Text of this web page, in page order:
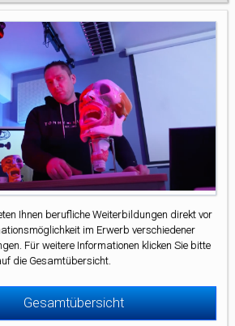
Ihnen berufliche Weiterbildungen direkt vor
im Erwerb verschiedener
Für weitere Informationen klicken Sie bitte
die Gesamtübersicht.
Gesamtübersicht